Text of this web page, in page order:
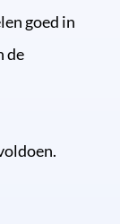
goed in
de